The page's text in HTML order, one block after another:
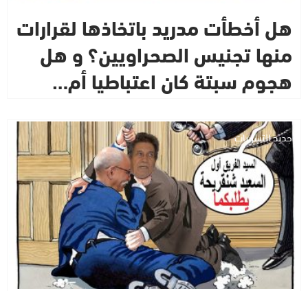
هل أخطأت مدريد باتخاذها لقرارات
منها تجنيس الصحراويين؟ و هل
هجوم سبتة كان اعتباطيا أم…
جديد التسريبات